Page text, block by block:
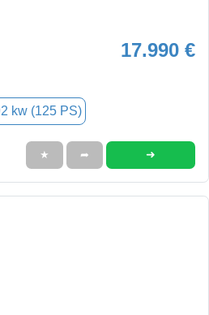
17.990 €
kw (125 PS)
★ ➦ ➜